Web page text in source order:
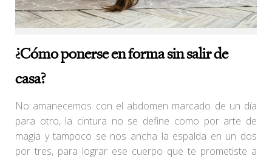
¿Cómo ponerse en forma sin salir de
casa?
No amanecemos con el abdomen marcado de un día
para otro, la cintura no se define como por arte de
magia y tampoco se nos ancha la espalda en un dos
por tres, para lograr ese cuerpo que te prometiste a